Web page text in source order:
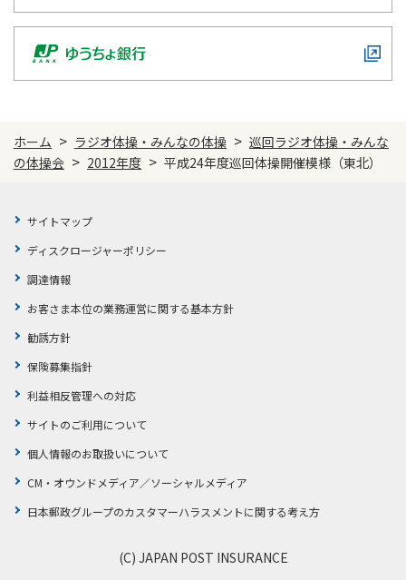
ホーム > ラジオ体操・みんなの体操 > 巡回ラジオ体操・みんな
の体操会 > 2012年度 > 平成24年度巡回体操開催模様（東北）
サイトマップ
ディスクロージャーポリシー
調達情報
お客さま本位の業務運営に関する基本方針
勧誘方針
保険募集指針
利益相反管理への対応
サイトのご利用について
個人情報のお取扱いについて
CM・オウンドメディア／ソーシャルメディア
日本郵政グループのカスタマーハラスメントに関する考え方
(C) JAPAN POST INSURANCE